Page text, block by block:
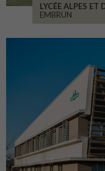
LYCÉE ALPES ET
EMBRUN